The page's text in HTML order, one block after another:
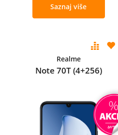
Saznaj više
Realme
Note 70T (4+256)